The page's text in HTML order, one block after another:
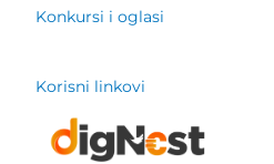
Konkursi i oglasi
Korisni linkovi